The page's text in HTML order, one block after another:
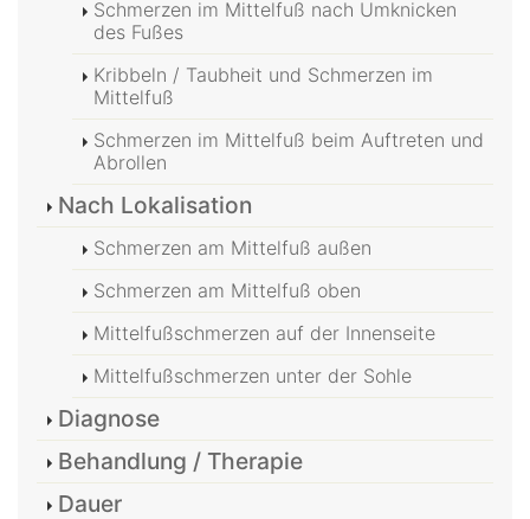
Schmerzen im Mittelfuß nach Umknicken
des Fußes
Kribbeln / Taubheit und Schmerzen im
Mittelfuß
Schmerzen im Mittelfuß beim Auftreten und
Abrollen
Nach Lokalisation
Schmerzen am Mittelfuß außen
Schmerzen am Mittelfuß oben
Mittelfußschmerzen auf der Innenseite
Mittelfußschmerzen unter der Sohle
Diagnose
Behandlung / Therapie
Dauer